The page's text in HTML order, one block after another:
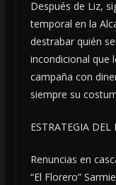
Después de Liz,
temporal en la
destrabar quién
incondicional que
campaña con
siempre su
ESTRATEGIA DEL
Renuncias en
“El Florero”